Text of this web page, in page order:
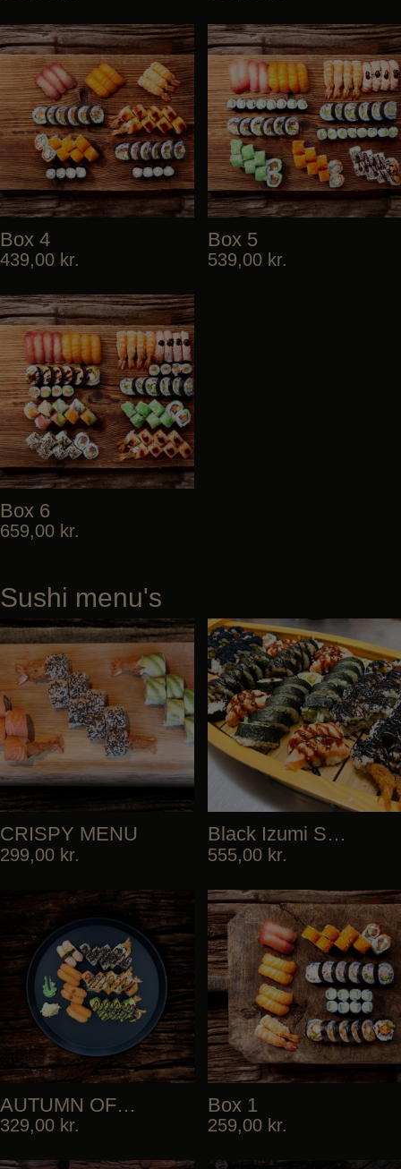
Box 4
439,00 kr.
Box 5
539,00 kr.
Box 6
659,00 kr.
Sushi menu's
CRISPY MENU
299,00 kr.
Black Izumi Special
555,00 kr.
AUTUMN OFFER
329,00 kr.
Box 1
259,00 kr.